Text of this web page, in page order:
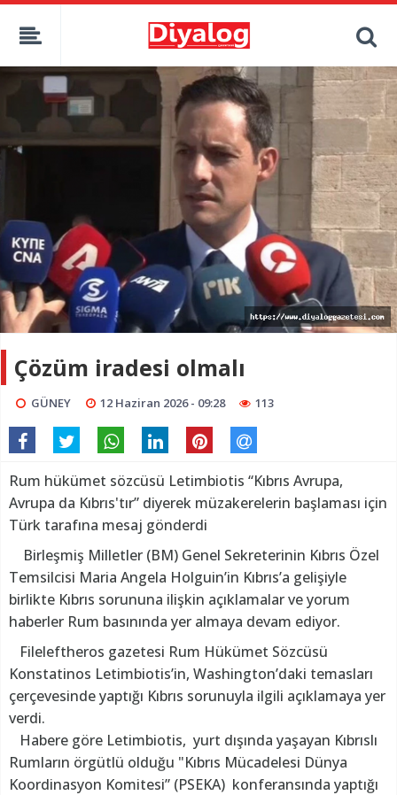
Çözüm iradesi olmalı
GÜNEY 12 Haziran 2026 - 09:28 113
Rum hükümet sözcüsü Letimbiotis “Kıbrıs Avrupa,
Avrupa da Kıbrıs'tır” diyerek müzakerelerin başlaması için
Türk tarafına mesaj gönderdi
Birleşmiş Milletler (BM) Genel Sekreterinin Kıbrıs Özel
Temsilcisi Maria Angela Holguin’in Kıbrıs’a gelişiyle
birlikte Kıbrıs sorununa ilişkin açıklamalar ve yorum
haberler Rum basınında yer almaya devam ediyor.
Fileleftheros gazetesi Rum Hükümet Sözcüsü
Konstatinos Letimbiotis’in, Washington’daki temasları
çerçevesinde yaptığı Kıbrıs sorunuyla ilgili açıklamaya yer
verdi.
Habere göre Letimbiotis, yurt dışında yaşayan Kıbrıslı
Rumların örgütlü olduğu "Kıbrıs Mücadelesi Dünya
Koordinasyon Komitesi” (PSEKA) konferansında yaptığı